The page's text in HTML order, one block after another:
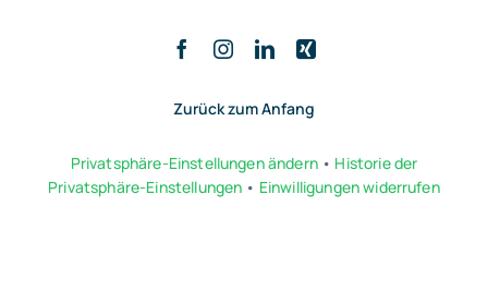
Zurück zum Anfang
Privatsphäre-Einstellungen ändern• Historie der
Privatsphäre-Einstellungen • Einwilligungen widerrufen